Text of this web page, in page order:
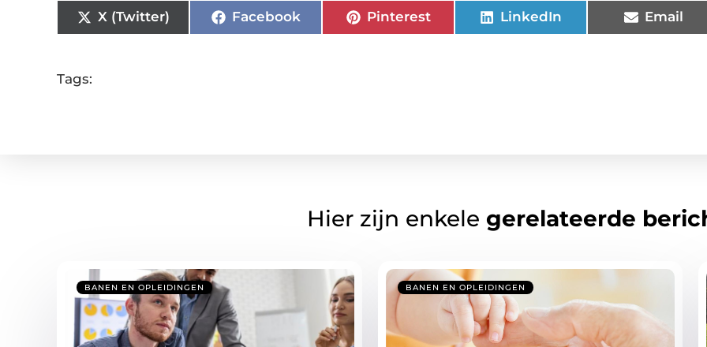
X (Twitter) Facebook Pinterest LinkedIn Email
Tags:
Hier zijn enkele gerelateerde
BANEN EN OPLEIDINGEN BANEN EN OPLEIDINGEN